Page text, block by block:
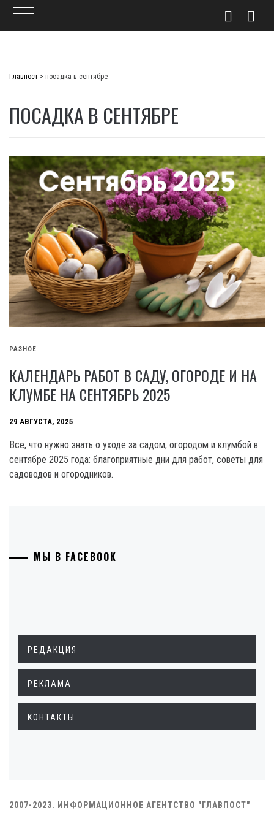
Главпост > посадка в сентябре
ПОСАДКА В СЕНТЯБРЕ
РАЗНОЕ
КАЛЕНДАРЬ РАБОТ В САДУ, ОГОРОДЕ И НА
КЛУМБЕ НА СЕНТЯБРЬ 2025
29 АВГУСТА, 2025
Все, что нужно знать о уходе за садом, огородом и клумбой в
сентябре 2025 года: благоприятные дни для работ, советы для
садоводов и огородников.
МЫ В FACEBOOK
РЕДАКЦИЯ
РЕКЛАМА
КОНТАКТЫ
2007-2023. ИНФОРМАЦИОННОЕ АГЕНТСТВО "ГЛАВПОСТ"